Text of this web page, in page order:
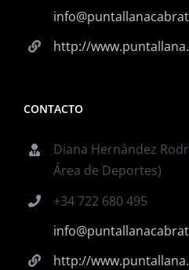
http://
CONTACTO
Diana Hernández
Área de Deportes)
+34 722 680 495
http://